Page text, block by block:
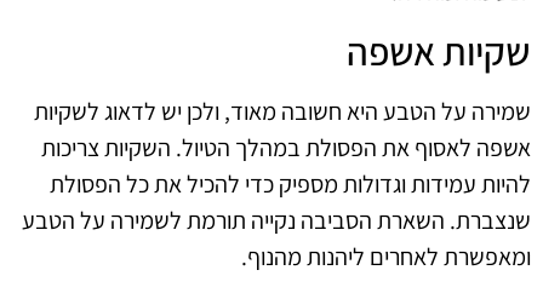
שקיות אשפה
שמירה על הטבע היא חשובה מאוד, ולכן יש לדאוג לשקיות
אשפה לאסוף את הפסולת במהלך הטיול. השקיות צריכות
להיות עמידות וגדולות מספיק כדי להכיל את כל הפסולת
שנצברת. השארת הסביבה נקייה תורמת לשמירה על הטבע
ומאפשרת לאחרים ליהנות מהנוף.